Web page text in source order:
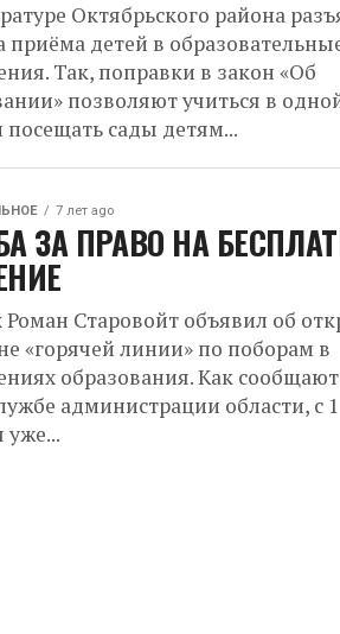
Октябрьского района
приёма детей в
Так, поправки в закон «Об
позволяют учиться в
посещать сады детям...
7 лет ago
ЗА ПРАВО НА
Старовойт объявил об
«горячей линии» по поборам в
образования. Как
администрации области, с 1
уже...